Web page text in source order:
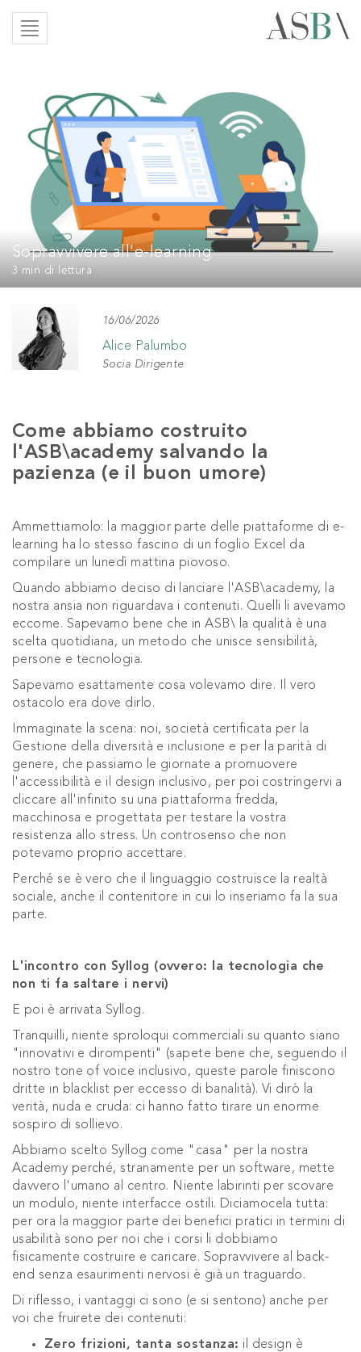
Sopravvivere all'e-learning
3 min di lettura
16/06/2026
Alice Palumbo
Socia Dirigente
Come abbiamo costruito
l'ASB\academy salvando la
pazienza (e il buon umore)
Ammettiamolo: la maggior parte delle piattaforme di e-
learning ha lo stesso fascino di un foglio Excel da
compilare un lunedì mattina piovoso.
Quando abbiamo deciso di lanciare l'ASB\academy, la
nostra ansia non riguardava i contenuti. Quelli li avevamo
eccome. Sapevamo bene che in ASB\ la qualità è una
scelta quotidiana, un metodo che unisce sensibilità,
persone e tecnologia.
Sapevamo esattamente cosa volevamo dire. Il vero
ostacolo era dove dirlo.
Immaginate la scena: noi, società certificata per la
Gestione della diversità e inclusione e per la parità di
genere, che passiamo le giornate a promuovere
l'accessibilità e il design inclusivo, per poi costringervi a
cliccare all'infinito su una piattaforma fredda,
macchinosa e progettata per testare la vostra
resistenza allo stress. Un controsenso che non
potevamo proprio accettare.
Perché se è vero che il linguaggio costruisce la realtà
sociale, anche il contenitore in cui lo inseriamo fa la sua
parte.
L'incontro con Syllog (ovvero: la tecnologia che
non ti fa saltare i nervi)
E poi è arrivata Syllog.
Tranquilli, niente sproloqui commerciali su quanto siano
"innovativi e dirompenti" (sapete bene che, seguendo il
nostro tone of voice inclusivo, queste parole finiscono
dritte in blacklist per eccesso di banalità). Vi dirò la
verità, nuda e cruda: ci hanno fatto tirare un enorme
sospiro di sollievo.
Abbiamo scelto Syllog come "casa" per la nostra
Academy perché, stranamente per un software, mette
davvero l'umano al centro. Niente labirinti per scovare
un modulo, niente interfacce ostili. Diciamocela tutta:
per ora la maggior parte dei benefici pratici in termini di
usabilità sono per noi che i corsi li dobbiamo
fisicamente costruire e caricare. Sopravvivere al back-
end senza esaurimenti nervosi è già un traguardo.
Di riflesso, i vantaggi ci sono (e si sentono) anche per
voi che fruirete dei contenuti:
Zero frizioni, tanta sostanza: il design è